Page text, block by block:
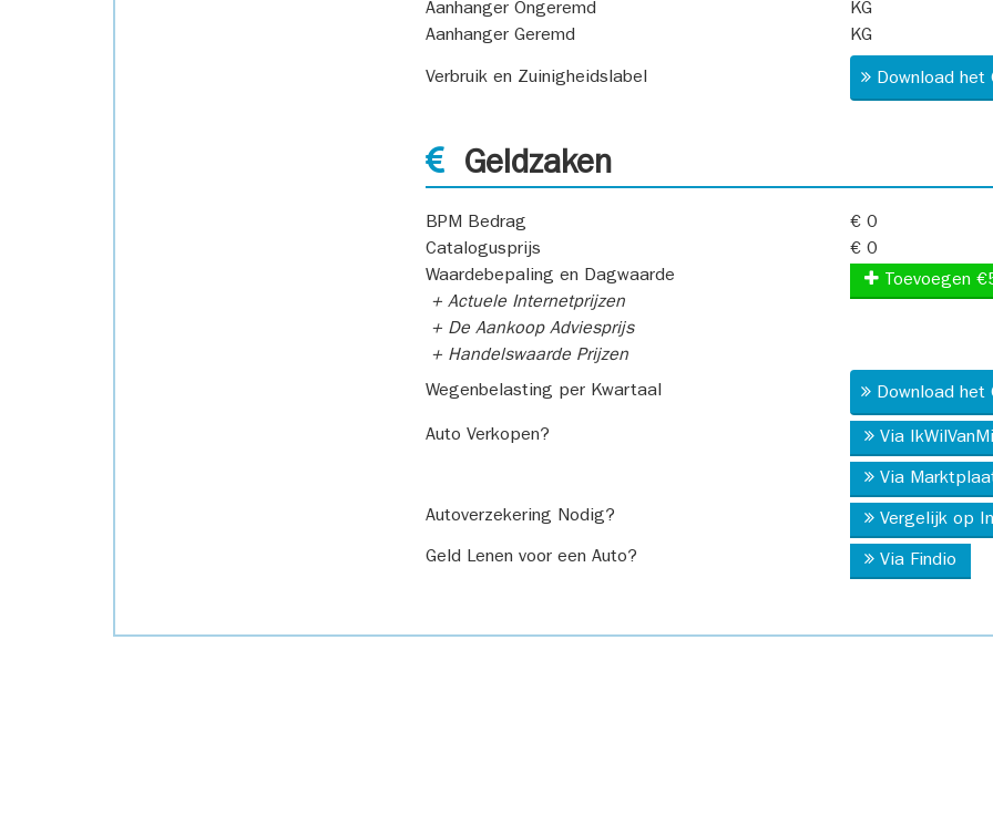
Aanhanger Ongeremd
KG
Aanhanger Geremd
KG
Verbruik en Zuinigheidslabel Download
Geldzaken
BPM Bedrag
€ 0
Catalogusprijs
€ 0
Waardebepaling en Dagwaarde
+ Actuele Internetprijzen
+ De Aankoop Adviesprijs
+ Handelswaarde Prijzen
Toevoegen
Wegenbelasting per Kwartaal Download
Auto Verkopen? Via
Via
Autoverzekering Nodig? Vergelijk op
Geld Lenen voor een Auto? Via Findio